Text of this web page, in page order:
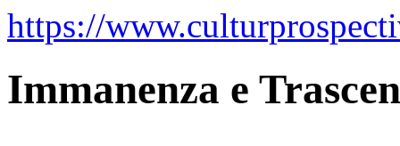
https://
Immanenza e